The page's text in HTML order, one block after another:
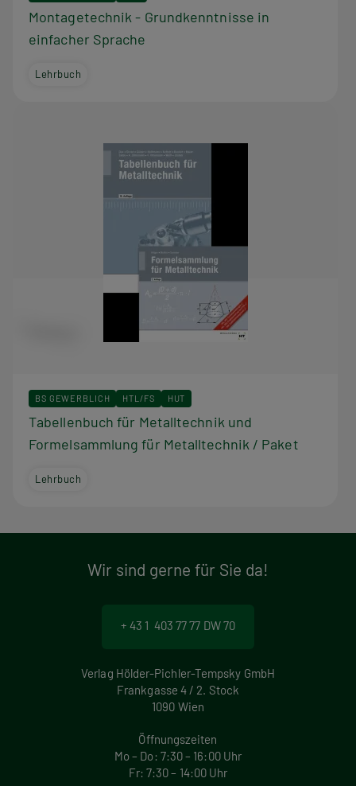
Montagetechnik - Grundkenntnisse in
einfacher Sprache
Lehrbuch
BS GEWERBLICH HTL/FS HUT
Tabellenbuch für Metalltechnik und
Formelsammlung für Metalltechnik / Paket
Lehrbuch
Wir sind gerne für Sie da!
+ 43 1 403 77 77 DW 70
Verlag Hölder-Pichler-Tempsky GmbH
Frankgasse 4 / 2. Stock
1090 Wien
Öffnungszeiten
Mo – Do: 7:30 – 16:00 Uhr
Fr: 7:30 – 14:00 Uhr